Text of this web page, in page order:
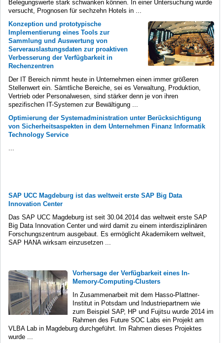
Belegungswerte stark schwanken können. In einer Untersuchung wurde
versucht, Prognosen für sechzehn Hotels in ...
Konzeption und prototypische
Implementierung eines Tools zur
Sammlung und Auswertung von
Serverauslastungsdaten zur proaktiven
Verbesserung der Verfügbarkeit in
Rechenzentren
Der IT Bereich nimmt heute in Unternehmen einen immer größeren
Stellenwert ein. Sämtliche Bereiche, sei es Verwaltung, Produktion,
Vertrieb oder Personalwesen, sind stärker denn je von ihren
spezifischen IT-Systemen zur Bewältigung ...
Optimierung der Systemadministration unter Berücksichtigung
von Sicherheitsaspekten in dem Unternehmen Finanz Informatik
Technology Service
SAP UCC Magdeburg ist das weltweit erste SAP Big Data
Innovation Center
Das SAP UCC Magdeburg ist seit 30.04.2014 das weltweit erste SAP
Big Data Innovation Center und wird damit zu einem interdisziplinären
Forschungszentrum ausgebaut. Es ermöglicht Akademikern weltweit,
SAP HANA wirksam einzusetzen ...
Vorhersage der Verfügbarkeit eines In-
Memory-Computing-Clusters
In Zusammenarbeit mit dem Hasso-Plattner-
Institut in Potsdam und Industriepartnern wie
zum Beispiel SAP, HP und Fujitsu wurde 2014 im
Rahmen des Future SOC Labs ein Projekt am
VLBA Lab in Magdeburg durchgeführt. Im Rahmen dieses Projektes
wurde ...